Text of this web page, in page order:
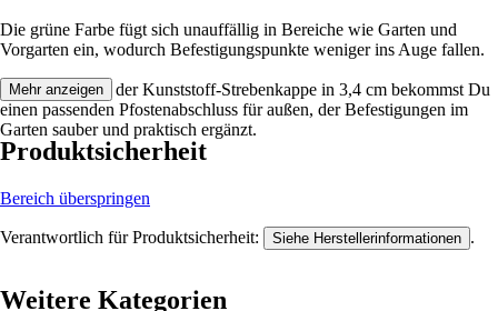
Die grüne Farbe fügt sich unauffällig in Bereiche wie Garten und
Vorgarten ein, wodurch Befestigungspunkte weniger ins Auge fallen.
Festgezurrt: Mit der Kunststoff-Strebenkappe in 3,4 cm bekommst Du
einen passenden Pfostenabschluss für außen, der Befestigungen im
Garten sauber und praktisch ergänzt.
Mehr anzeigen
Produktsicherheit
Bereich überspringen
Verantwortlich für Produktsicherheit: Siehe Herstellerinformationen .
Weitere Kategorien